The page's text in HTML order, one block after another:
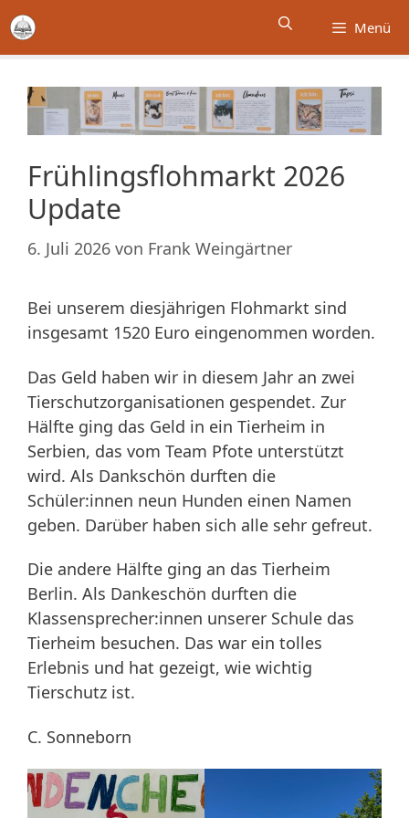
Zum
Inhalt
springen
Menü
Frühlingsflohmarkt 2026
Update
6. Juli 2026 von Frank Weingärtner
Bei unserem diesjährigen Flohmarkt sind
insgesamt 1520 Euro eingenommen worden.
Das Geld haben wir in diesem Jahr an zwei
Tierschutzorganisationen gespendet. Zur
Hälfte ging das Geld in ein Tierheim in
Serbien, das vom Team Pfote unterstützt
wird. Als Dankschön durften die
Schüler:innen neun Hunden einen Namen
geben. Darüber haben sich alle sehr gefreut.
Die andere Hälfte ging an das Tierheim
Berlin. Als Dankeschön durften die
Klassensprecher:innen unserer Schule das
Tierheim besuchen. Das war ein tolles
Erlebnis und hat gezeigt, wie wichtig
Tierschutz ist.
C. Sonneborn